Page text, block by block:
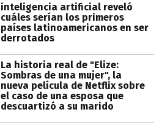
inteligencia artificial reveló
cuáles serían los primeros
países latinoamericanos en ser
derrotados
La historia real de "Elize:
Sombras de una mujer", la
nueva película de Netflix sobre
el caso de una esposa que
descuartizó a su marido